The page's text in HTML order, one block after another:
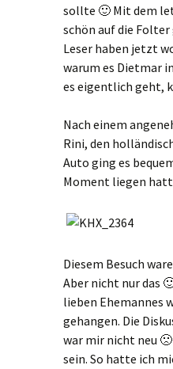
sollte 🙂 Mit dem
schön auf die Folter
Leser haben jetzt
warum es Dietmar
es eigentlich geht,
Nach einem
Rini, den
Auto ging es
Moment liegen
Diesem Besuch
Aber nicht nur das
lieben Ehemannes
gehangen. Die
war mir nicht neu
sein. So hatte ich